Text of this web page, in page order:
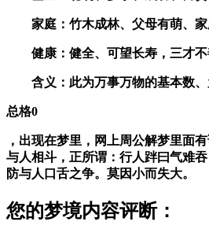
家庭：竹木成林、父母有萌、家
健康：健全、可望长寿，三才不
含义：此为万事万物的基本数、
总格0
，出现在梦里，网上周公解梦里面
与人相斗，正所谓：行人跘曰气难
防与人口舌之争。莫因小而失大。
您的梦境内容评断：